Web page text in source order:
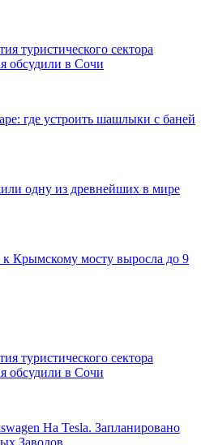
туристического сектора
обсудили в Сочи
где устроить шашлыки с баней
одну из древнейших в мире
к Крымскому мосту выросла до 9
туристического сектора
обсудили в Сочи
На Tesla. Запланировано
Заводов